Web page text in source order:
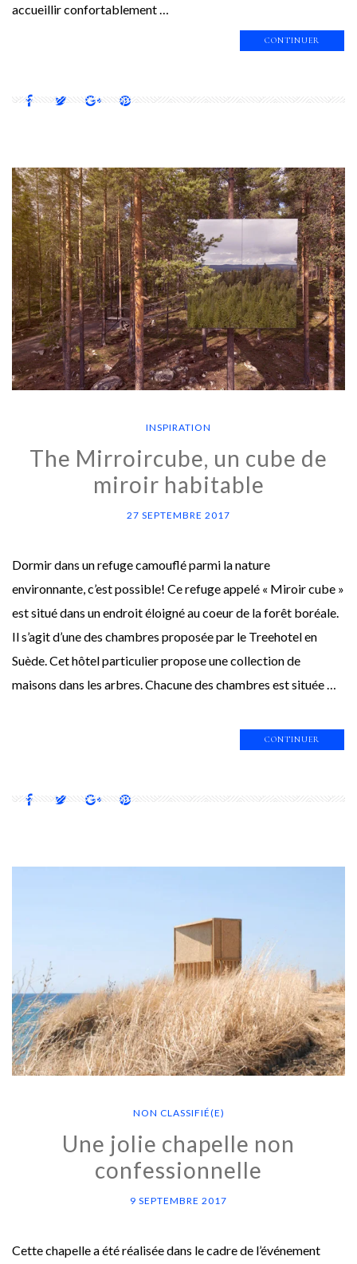
accueillir confortablement …
CONTINUER
INSPIRATION
The Mirroircube, un cube de
miroir habitable
27 SEPTEMBRE 2017
Dormir dans un refuge camouflé parmi la nature
environnante, c’est possible! Ce refuge appelé « Miroir cube »
est situé dans un endroit éloigné au coeur de la forêt boréale.
Il s’agit d’une des chambres proposée par le Treehotel en
Suède. Cet hôtel particulier propose une collection de
maisons dans les arbres. Chacune des chambres est située …
CONTINUER
NON CLASSIFIÉ(E)
Une jolie chapelle non
confessionnelle
9 SEPTEMBRE 2017
Cette chapelle a été réalisée dans le cadre de l’événement